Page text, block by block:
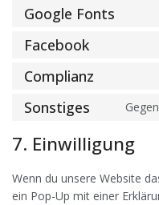
Google Fonts
Facebook
Complianz
Sonstiges
7. Einwilligung
Wenn du unsere Website
ein Pop-Up mit einer